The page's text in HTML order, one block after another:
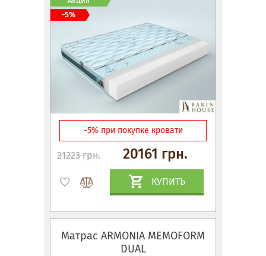
-5% при покупке кровати
21223 грн. 20161 грн.
КУПИТЬ
-5%
Матрас ARMONIA MEMOFORM
DUAL